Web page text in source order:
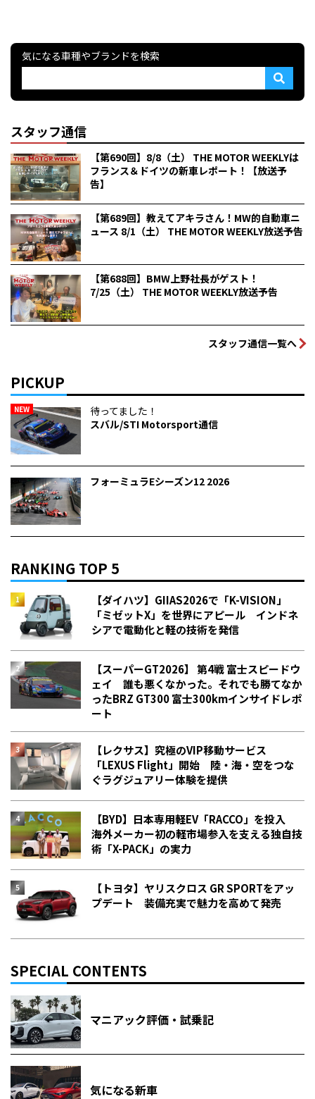
気になる車種やブランドを検索
スタッフ通信
【第690回】8/8（土） THE MOTOR WEEKLYは
フランス＆ドイツの新車レポート！【放送予
告】
【第689回】教えてアキラさん！MW的自動車ニ
ュース 8/1（土） THE MOTOR WEEKLY放送予告
【第688回】BMW上野社長がゲスト！
7/25（土） THE MOTOR WEEKLY放送予告
スタッフ通信一覧へ
PICKUP
NEW
待ってました！
スバル/STI Motorsport通信
フォーミュラEシーズン12 2026
RANKING TOP 5
【ダイハツ】GIIAS2026で「K-VISION」
「ミゼットX」を世界にアピール インドネ
シアで電動化と軽の技術を発信
【スーパーGT2026】 第4戦 富士スピードウ
ェイ 誰も悪くなかった。それでも勝てなか
った――BRZ GT300 富士300kmインサイドレポ
ート
【レクサス】究極のVIP移動サービス
「LEXUS Flight」開始 陸・海・空をつな
ぐラグジュアリー体験を提供
【BYD】日本専用軽EV「RACCO」を投入
海外メーカー初の軽市場参入を支える独自技
術「X-PACK」の実力
【トヨタ】ヤリスクロス GR SPORTをアッ
プデート 装備充実で魅力を高めて発売
SPECIAL CONTENTS
マニアック評価・試乗記
気になる新車